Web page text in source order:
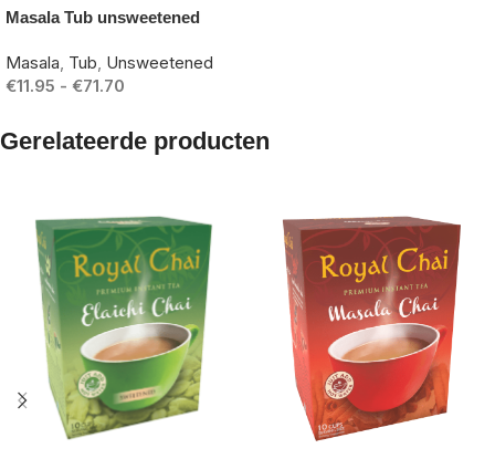
Masala Tub unsweetened
Masala, Tub, Unsweetened
€11.95 - €71.70
Gerelateerde producten